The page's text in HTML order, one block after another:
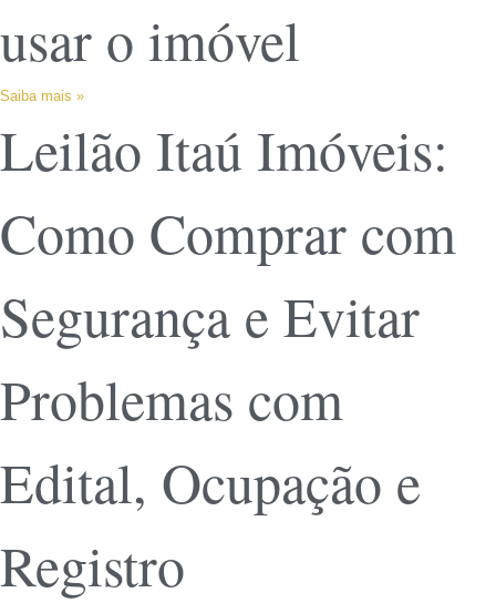
usar o imóvel
Saiba mais »
Leilão Itaú Imóveis:
Como Comprar com
Segurança e Evitar
Problemas com
Edital, Ocupação e
Registro